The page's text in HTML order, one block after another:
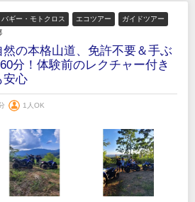
バギー・モトクロス エコツアー
ガイドツアー
然の本格山道、免許不要＆手ぶ
分！体験前のレクチャー付き
安心
1人OK